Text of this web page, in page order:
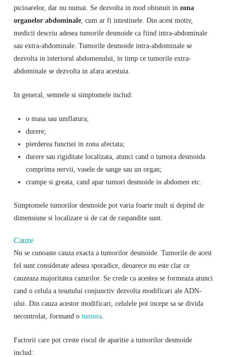
picioarelor, dar nu numai. Se dezvolta in mod obisnuit in zona
organelor abdominale, cum ar fi intestinele. Din acest motiv,
medicii descriu adesea tumorile desmoide ca fiind intra-abdominale
sau extra-abdominale. Tumorile desmoide intra-abdominale se
dezvolta in interiorul abdomenului, in timp ce tumorile extra-
abdominale se dezvolta in afara acestuia.
In general, semnele si simptomele includ:
o masa sau umflatura;
durere;
pierderea functiei in zona afectata;
durere sau rigiditate localizata, atunci cand o tumora desmoida
comprima nervii, vasele de sange sau un organ;
crampe si greata, cand apar tumori desmoide in abdomen etc.
Simptomele tumorilor desmoide pot varia foarte mult si depind de
dimensiune si localizare si de cat de raspandite sunt.
Cauze
Nu se cunoaste cauza exacta a tumorilor desmoide. Tumorile de acest
fel sunt considerate adesea sporadice, deoarece nu este clar ce
cauzeaza majoritatea cazurilor. Se crede ca acestea se formeaza atunci
cand o celula a tesutului conjunctiv dezvolta modificari ale ADN-
ului. Din cauza acestor modificari, celulele pot incepe sa se divida
necontrolat, formand o tumora.
Factorii care pot creste riscul de aparitie a tumorilor desmoide
includ: